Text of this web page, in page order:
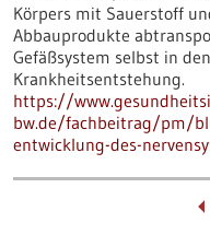
Körpers mit Sauerstoff
Abbauprodukte
Gefäßsystem selbst in
Krankheitsentstehung.
https://
bw.de/fachbeitrag/pm/
entwicklung-des-